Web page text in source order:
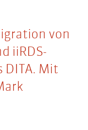
von
iiRDS-
DITA. Mit